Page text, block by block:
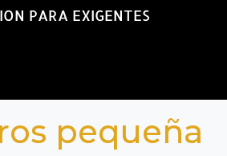
PARA EXIGENTES
pequeña